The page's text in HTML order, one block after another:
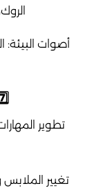
أصوات البيئة:
7️⃣ التخصيص
تطوير